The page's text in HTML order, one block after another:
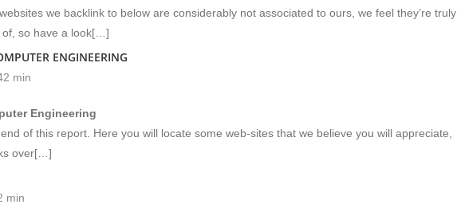
we backlink to below are considerably not associated to ours, we feel they’re truly
so have a look[…]
ENGINEERING
min
Engineering
of this report. Here you will locate some web-sites that we believe you will appreciate,
over[…]
min